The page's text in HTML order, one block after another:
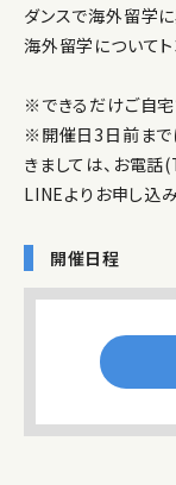
ダンスで海外留学
海外留学について
※できるだけご自宅
※開催日3日前まで
きましては、お電
LINEよりお申し込み
開催日程